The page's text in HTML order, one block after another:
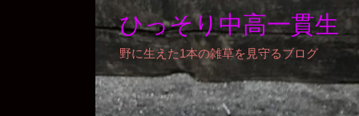
ひっそり中高一貫生
野に生えた1本の雑草を見守るブログ